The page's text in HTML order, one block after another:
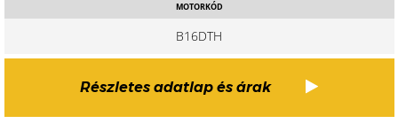
MOTORKÓD
B16DTH
Részletes adatlap és árak